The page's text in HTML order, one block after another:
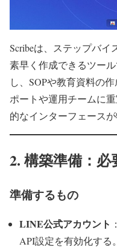
Scribeは、ステップバ
素早く作成できるツー
し、SOPや教育資料の
ポートや運用チームに
的なインターフェースが
2. 構築準備：
準備するもの
LINE公式アカウント
API設定を有効化する。